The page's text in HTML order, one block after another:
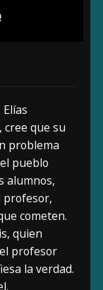
que su
problema
pueblo
alumnos,
profesor,
cometen.
quien
profesor
la verdad.